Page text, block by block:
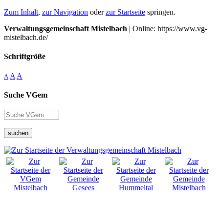
Zum Inhalt, zur Navigation oderzur Startseite springen.
Verwaltungsgemeinschaft Mistelbach | Online: https://www.vg-
mistelbach.de/
Schriftgröße
A A A
Suche VGem
suchen